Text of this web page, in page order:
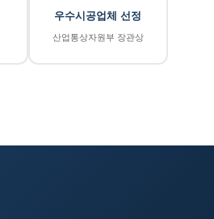
우수시공업체 선정
산업통상자원부 장관상